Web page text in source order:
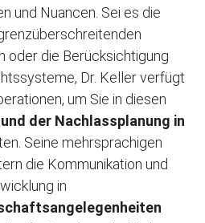
und Nuancen. Sei es die
oder die Berücksichtigung
Dr. Keller verfügt
um Sie in diesen
der Nachlassplanung in
Seine mehrsprachigen
die Kommunikation und
in